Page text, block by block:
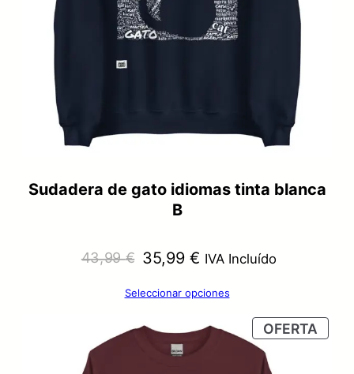
Sudadera de gato idiomas tinta blanca
B
43,99€ El
precio
era:
35,99 €El
precio
es:
IVA Incluído
Seleccionar opciones
OFERTA
EN